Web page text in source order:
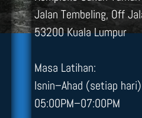
Jalan Tembeling, Off
53200 Kuala Lumpur
Masa Latihan:
Isnin–Ahad (setiap
05:00PM–07:00PM